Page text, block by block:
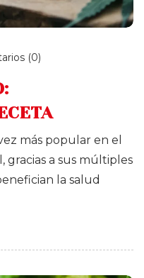
(0)
más popular en el
a sus múltiples
la salud